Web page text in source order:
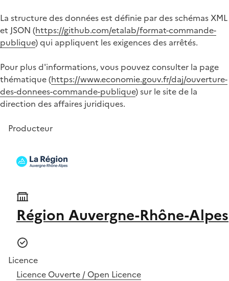
La structure des données est définie par des schémas XML
et JSON (https://github.com/etalab/format-commande-
publique) qui appliquent les exigences des arrêtés.
Pour plus d'informations, vous pouvez consulter la page
thématique (https://www.economie.gouv.fr/daj/ouverture-
des-donnees-commande-publique) sur le site de la
direction des affaires juridiques.
Producteur
Région Auvergne-Rhône-Alpes
Licence
Licence Ouverte / Open Licence